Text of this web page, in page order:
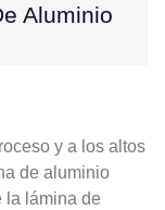
Aluminio
y a los altos
de aluminio
la lámina de